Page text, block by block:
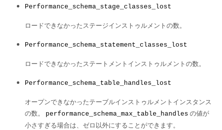
Performance_schema_stage_classes_lost
ロードできなかったステージインストゥルメントの数。
Performance_schema_statement_classes_lost
ロードできなかったステートメントインストゥルメントの数。
Performance_schema_table_handles_lost
オープンできなかったテーブルインストゥルメントインスタンス
の数。
performance_schema_max_table_handles の値が
小さすぎる場合は、ゼロ以外にすることができます。